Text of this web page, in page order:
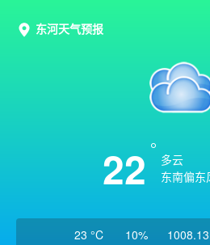
东河天气预报
22
多云
东南偏东
23 °C
10%